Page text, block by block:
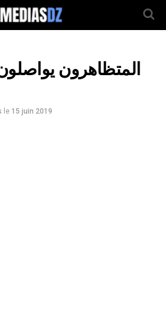
المتظاهرون
le 15 juin 2019